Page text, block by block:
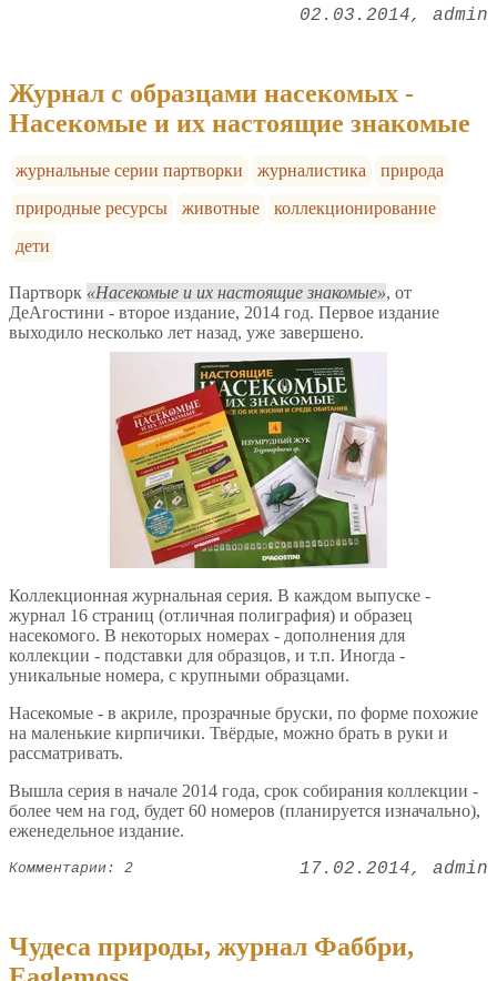
02.03.2014 admin
Журнал с образцами насекомых -
Насекомые и их настоящие знакомые
журнальные серии партворки журналистика
природа
природные ресурсы
животные
коллекционирование
дети
Партворк Насекомые и их настоящие знакомые , от
ДеАгостини - второе издание, 2014 год. Первое издание
выходило несколько лет назад, уже завершено.
Коллекционная журнальная серия. В каждом выпуске -
журнал 16 страниц (отличная полиграфия) и образец
насекомого. В некоторых номерах - дополнения для
коллекции - подставки для образцов, и т.п. Иногда -
уникальные номера, с крупными образцами.
Насекомые - в акриле, прозрачные бруски, по форме похожие
на маленькие кирпичики. Твёрдые, можно брать в руки и
рассматривать.
Вышла серия в начале 2014 года, срок собирания коллекции -
более чем на год, будет 60 номеров (планируется изначально),
еженедельное издание.
Комментарии: 2 17.02.2014 admin
Чудеса природы, журнал Фаббри,